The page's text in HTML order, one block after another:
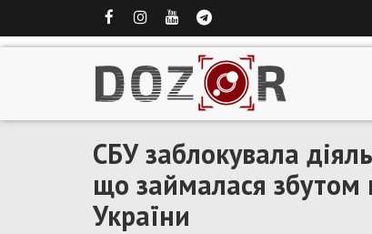
СБУ заблокувала
що займалася збутом
України